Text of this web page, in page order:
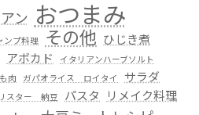
ン おつまみ
プ料理 その他 ひじき煮
アボカド イタリアンハーブソルト
肉 ガパオライス ロイタイ サラダ
スター 納豆 パスタ
リメイク料理